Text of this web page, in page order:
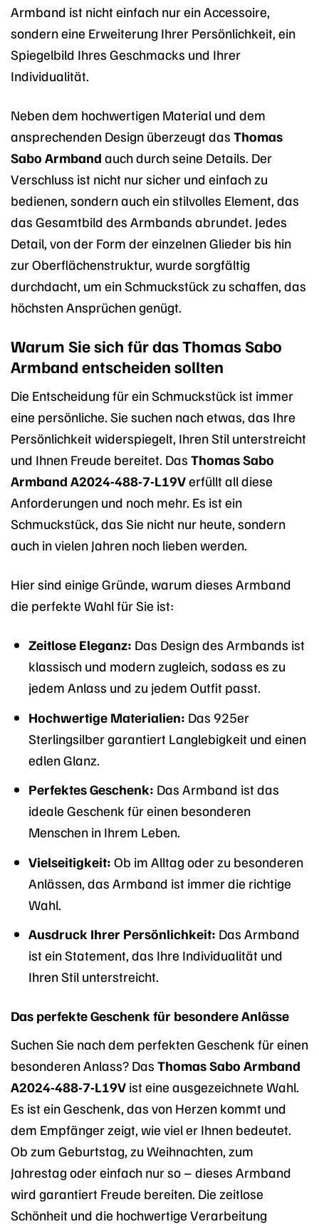
Armband ist nicht einfach nur ein Accessoire,
sondern eine Erweiterung Ihrer Persönlichkeit, ein
Spiegelbild Ihres Geschmacks und Ihrer
Individualität.
Neben dem hochwertigen Material und dem
ansprechenden Design überzeugt das Thomas
Sabo Armband auch durch seine Details. Der
Verschluss ist nicht nur sicher und einfach zu
bedienen, sondern auch ein stilvolles Element, das
das Gesamtbild des Armbands abrundet. Jedes
Detail, von der Form der einzelnen Glieder bis hin
zur Oberflächenstruktur, wurde sorgfältig
durchdacht, um ein Schmuckstück zu schaffen, das
höchsten Ansprüchen genügt.
Warum Sie sich für das Thomas Sabo
Armband entscheiden sollten
Die Entscheidung für ein Schmuckstück ist immer
eine persönliche. Sie suchen nach etwas, das Ihre
Persönlichkeit widerspiegelt, Ihren Stil unterstreicht
und Ihnen Freude bereitet. Das Thomas Sabo
Armband A2024-488-7-L19Verfüllt all diese
Anforderungen und noch mehr. Es ist ein
Schmuckstück, das Sie nicht nur heute, sondern
auch in vielen Jahren noch lieben werden.
Hier sind einige Gründe, warum dieses Armband
die perfekte Wahl für Sie ist:
Zeitlose Eleganz: Das Design des Armbands ist
klassisch und modern zugleich, sodass es zu
jedem Anlass und zu jedem Outfit passt.
Hochwertige Materialien: Das 925er
Sterlingsilber garantiert Langlebigkeit und einen
edlen Glanz.
Perfektes Geschenk: Das Armband ist das
ideale Geschenk für einen besonderen
Menschen in Ihrem Leben.
Vielseitigkeit: Ob im Alltag oder zu besonderen
Anlässen, das Armband ist immer die richtige
Wahl.
Ausdruck Ihrer Persönlichkeit: Das Armband
ist ein Statement, das Ihre Individualität und
Ihren Stil unterstreicht.
Das perfekte Geschenk für besondere Anlässe
Suchen Sie nach dem perfekten Geschenk für einen
besonderen Anlass? Das Thomas Sabo Armband
A2024-488-7-L19V ist eine ausgezeichnete Wahl.
Es ist ein Geschenk, das von Herzen kommt und
dem Empfänger zeigt, wie viel er Ihnen bedeutet.
Ob zum Geburtstag, zu Weihnachten, zum
Jahrestag oder einfach nur so – dieses Armband
wird garantiert Freude bereiten. Die zeitlose
Schönheit und die hochwertige Verarbeitung